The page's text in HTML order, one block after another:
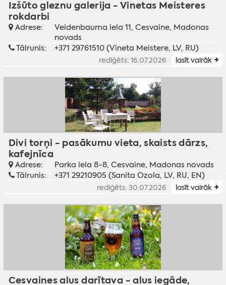
Izšūto gleznu galerija - Vinetas Meisteres
rokdarbi
Adrese:
Veidenbauma iela 11, Cesvaine, Madonas
novads
Tālrunis:
+371 29761510 (Vineta Meistere, LV, RU)
rediģēts: 16.07.2026 lasīt vairāk
Divi torņi - pasākumu vieta, skaists dārzs,
kafejnīca
Adrese:
Parka iela 8-8, Cesvaine, Madonas novads
Tālrunis:
+371 29210905 (Sanita Ozola, LV, RU, EN)
rediģēts: 30.07.2026 lasīt vairāk
Cesvaines alus darītava - alus iegāde,